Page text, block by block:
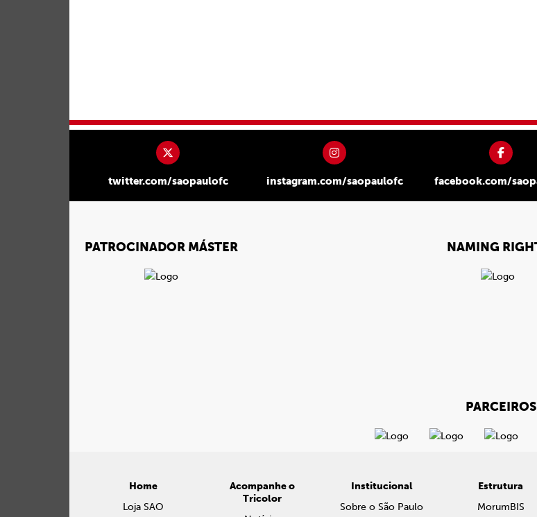
twitter.com/saopaulofc instagram.com/saopaulofc facebook.com/
PATROCINADOR MÁSTER NAMING
PARCEIROS
Home
Loja SAO
Acompanhe o
Tricolor
Institucional
Sobre o São Paulo
Estrutura
MorumBIS